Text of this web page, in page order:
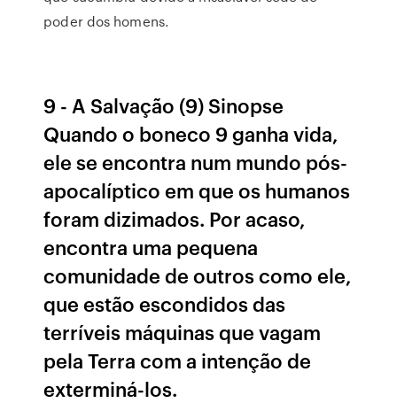
poder dos homens.
9 - A Salvação (9) Sinopse
Quando o boneco 9 ganha vida,
ele se encontra num mundo pós-
apocalíptico em que os humanos
foram dizimados. Por acaso,
encontra uma pequena
comunidade de outros como ele,
que estão escondidos das
terríveis máquinas que vagam
pela Terra com a intenção de
exterminá-los.